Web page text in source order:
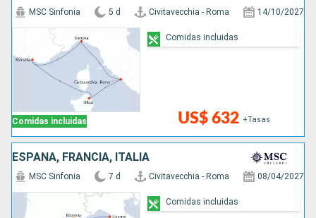
Comidas incluidas
MSC Sinfonia 5 d Civitavecchia - Roma 14/10/2027
US$ 632 +Tasas
Comidas incluidas
ESPAÑA, FRANCIA, ITALIA
MSC Sinfonia 7 d Civitavecchia - Roma 08/04/2027
Comidas incluidas